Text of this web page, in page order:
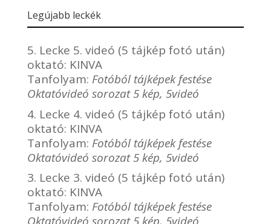
Legújabb leckék
5. Lecke 5. videó (5 tájkép fotó után)
oktató: KINVA
Tanfolyam: Fotóból tájképek festése
Oktatóvideó sorozat 5 kép, 5videó
4. Lecke 4. videó (5 tájkép fotó után)
oktató: KINVA
Tanfolyam: Fotóból tájképek festése
Oktatóvideó sorozat 5 kép, 5videó
3. Lecke 3. videó (5 tájkép fotó után)
oktató: KINVA
Tanfolyam: Fotóból tájképek festése